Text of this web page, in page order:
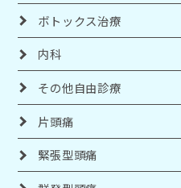
ボトックス治療
内科
その他自由診療
片頭痛
緊張型頭痛